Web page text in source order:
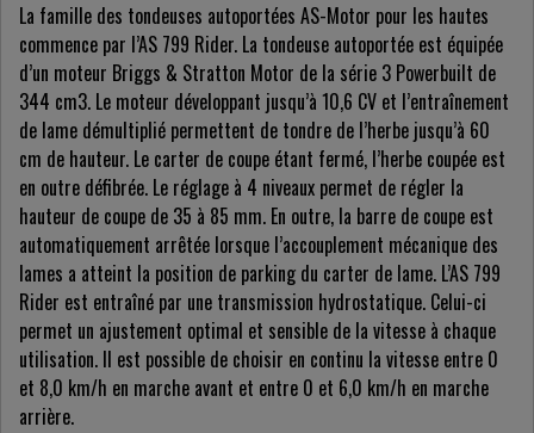
La famille des tondeuses autoportées AS-Motor pour les hautes
commence par l’AS 799 Rider. La tondeuse autoportée est équipée
d’un moteur Briggs & Stratton Motor de la série 3 Powerbuilt de
344 cm3. Le moteur développant jusqu’à 10,6 CV et l’entraînement
de lame démultiplié permettent de tondre de l’herbe jusqu’à 60
cm de hauteur. Le carter de coupe étant fermé, l’herbe coupée est
en outre défibrée. Le réglage à 4 niveaux permet de régler la
hauteur de coupe de 35 à 85 mm. En outre, la barre de coupe est
automatiquement arrêtée lorsque l’accouplement mécanique des
lames a atteint la position de parking du carter de lame. L’AS 799
Rider est entraîné par une transmission hydrostatique. Celui-ci
permet un ajustement optimal et sensible de la vitesse à chaque
utilisation. Il est possible de choisir en continu la vitesse entre 0
et 8,0 km/h en marche avant et entre 0 et 6,0 km/h en marche
arrière.